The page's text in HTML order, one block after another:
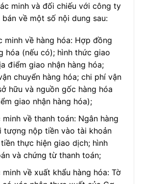
minh và đối chiếu với công ty
về một số nội dung sau:
minh về hàng hóa: Hợp đồng
hóa (nếu có); hình thức giao
điểm giao nhận hàng hóa;
chuyển hàng hóa; chi phí vận
hữu và nguồn gốc hàng hóa
giao nhận hàng hóa);
về thanh toán: Ngân hàng
tượng nộp tiền vào tài khoản
thực hiện giao dịch; hình
và chứng từ thanh toán;
về xuất khẩu hàng hóa: Tờ